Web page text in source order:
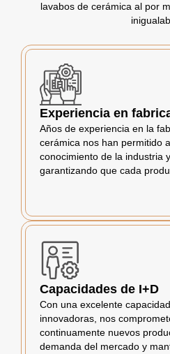
lavabos de cerámica al por
Experiencia en
Años de experiencia en la
cerámica nos han permitido
conocimiento de la industria
garantizando que cada
Capacidades de I+D
Con una excelente
innovadoras, nos
continuamente nuevos
demanda del mercado y